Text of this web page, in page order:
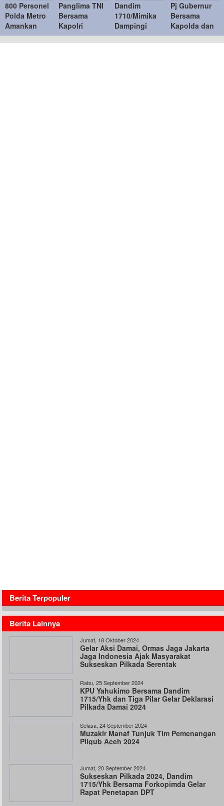
800 Personel
Polda Metro
Amankan
Rekap Suara
Pilkada
Panglima TNI
Bersama
Kapolri
Dampingi
Menkopolkam
Dandim
1710/Mimika
Dampingi
Wakapolda
Papua Pantau
Pj Gubernur
Bersama
Kapolda dan
Pangdam
Jaya Tinjau
Berita Terpopuler
Berita Lainnya
Jumat, 18 Oktober 2024
Gelar Aksi Damai, Ormas Jaga Jakarta
Jaga Indonesia Ajak Masyarakat
Sukseskan Pilkada Serentak
Rabu, 25 September 2024
KPU Yahukimo Bersama Dandim
1715/Yhk dan Tiga Pilar Gelar Deklarasi
Pilkada Damai 2024
Selasa, 24 September 2024
Muzakir Manaf Tunjuk Tim Pemenangan
Pilgub Aceh 2024
Jumat, 20 September 2024
Sukseskan Pilkada 2024, Dandim
1715/Yhk Bersama Forkopimda Gelar
Rapat Penetapan DPT